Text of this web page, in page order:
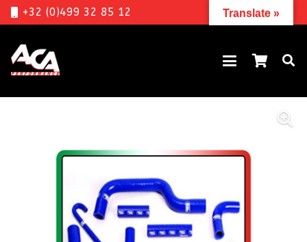
+32 (0)499 32 85 12 Translate »